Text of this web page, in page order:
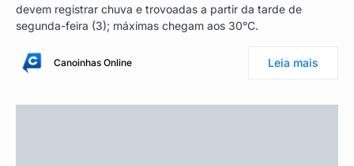
devem registrar chuva e trovoadas a partir da tarde de
segunda-feira (3); máximas chegam aos 30°C.
Canoinhas Online Leia mais